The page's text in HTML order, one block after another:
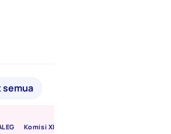
semua
Komisi XIII